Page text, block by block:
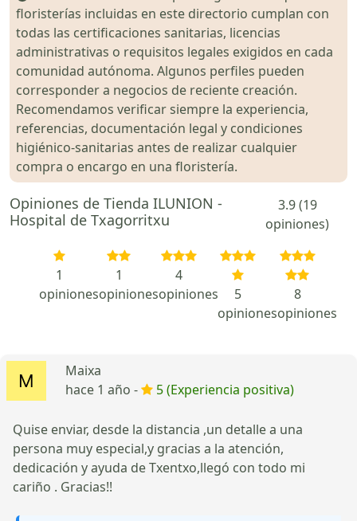
floristerías incluidas en este directorio cumplan con
todas las certificaciones sanitarias, licencias
administrativas o requisitos legales exigidos en cada
comunidad autónoma. Algunos perfiles pueden
corresponder a negocios de reciente creación.
Recomendamos verificar siempre la experiencia,
referencias, documentación legal y condiciones
higiénico-sanitarias antes de realizar cualquier
compra o encargo en una floristería.
Opiniones de Tienda ILUNION -
Hospital de Txagorritxu
3.9 (19
opiniones)
1
opiniones
1
opiniones
4
opiniones
5
opiniones
8
opiniones
Maixa
hace 1 año -
5 (Experiencia positiva)
Quise enviar, desde la distancia ,un detalle a una
persona muy especial,y gracias a la atención,
dedicación y ayuda de Txentxo,llegó con todo mi
cariño . Gracias!!